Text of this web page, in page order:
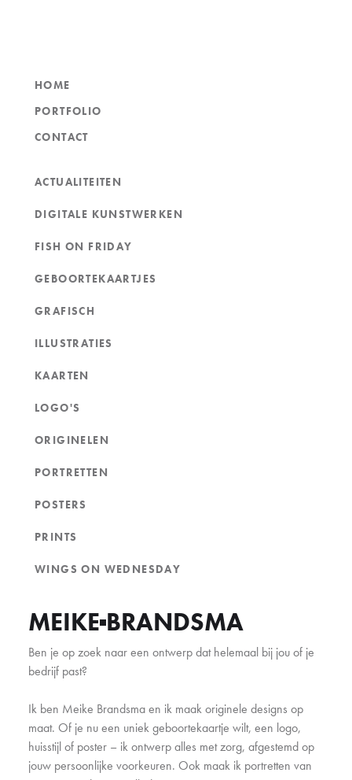
MEIKE BRANDSMA
Ben je op zoek naar een ontwerp dat helemaal bij jou of je
bedrijf past?
Ik ben Meike Brandsma en ik maak originele designs op
maat. Of je nu een uniek geboortekaartje wilt, een logo,
huisstijl of poster – ik ontwerp alles met zorg, afgestemd op
jouw persoonlijke voorkeuren. Ook maak ik portretten van
HOME
PORTFOLIO
CONTACT
ACTUALITEITEN
DIGITALE KUNSTWERKEN
FISH ON FRIDAY
GEBOORTEKAARTJES
GRAFISCH
ILLUSTRATIES
KAARTEN
LOGO'S
ORIGINELEN
PORTRETTEN
POSTERS
PRINTS
WINGS ON WEDNESDAY